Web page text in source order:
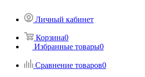
Личный кабинет
Корзина0
Избранные товары0
Сравнение товаров0